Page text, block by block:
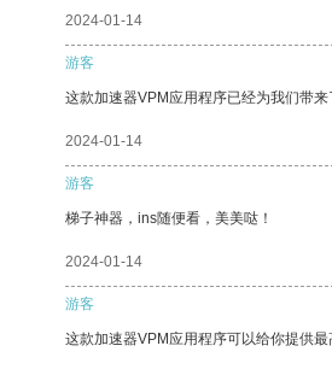
2024-01-14
游客
这款加速器VPM应用程序已经为我们带来
2024-01-14
游客
梯子神器，ins随便看，美美哒！
2024-01-14
游客
这款加速器VPM应用程序可以给你提供